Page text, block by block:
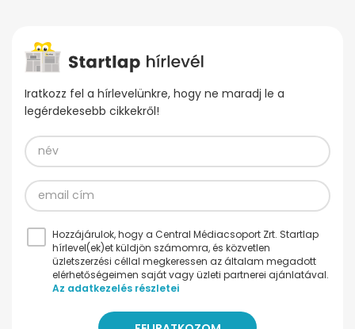
Iratkozz fel a hírlevelünkre, hogy ne maradj le a
legérdekesebb cikkekről!
Hozzájárulok, hogy a Central Médiacsoport Zrt. Startlap
hírlevel(ek)et küldjön számomra, és közvetlen
üzletszerzési céllal megkeressen az általam megadott
elérhetőségeimen saját vagy üzleti partnerei ajánlatával.
Az adatkezelés részletei